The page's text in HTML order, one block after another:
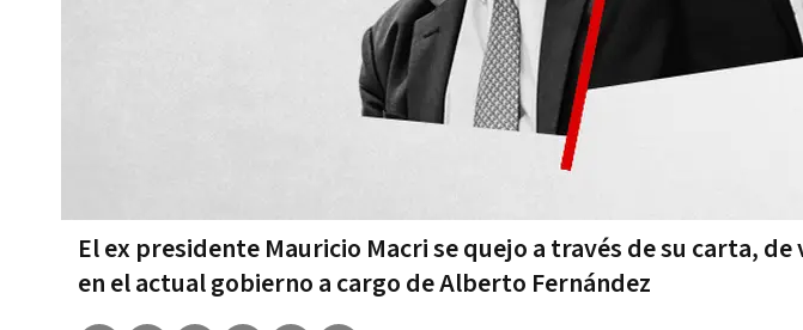
El ex presidente Mauricio Macri se quejo a través de su carta,
en el actual gobierno a cargo de Alberto Fernández